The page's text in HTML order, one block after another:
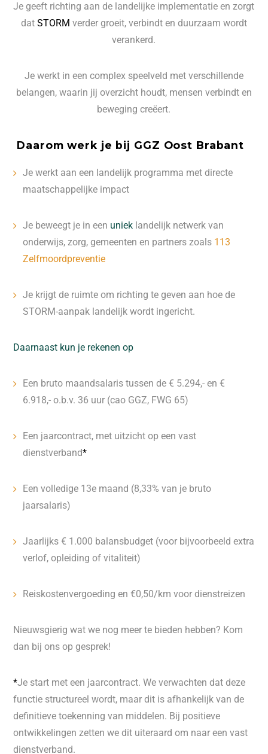
Je geeft richting aan de landelijke implementatie en zorgt
dat STORM verder groeit, verbindt en duurzaam wordt
verankerd.
Je werkt in een complex speelveld met verschillende
belangen, waarin jij overzicht houdt, mensen verbindt en
beweging creëert.
Daarom werk je bij GGZ Oost Brabant
Je werkt aan een landelijk programma met directe
maatschappelijke impact
Je beweegt je in een uniek landelijk netwerk van
onderwijs, zorg, gemeenten en partners zoals 113
Zelfmoordpreventie
Je krijgt de ruimte om richting te geven aan hoe de
STORM-aanpak landelijk wordt ingericht.
Daarnaast kun je rekenen op
Een bruto maandsalaris tussen de € 5.294,- en €
6.918,- o.b.v. 36 uur (cao GGZ, FWG 65)
Een jaarcontract, met uitzicht op een vast
dienstverband*
Een volledige 13e maand (8,33% van je bruto
jaarsalaris)
Jaarlijks € 1.000 balansbudget (voor bijvoorbeeld extra
verlof, opleiding of vitaliteit)
Reiskostenvergoeding en €0,50/km voor dienstreizen
Nieuwsgierig wat we nog meer te bieden hebben? Kom
dan bij ons op gesprek!
*Je start met een jaarcontract. We verwachten dat deze
functie structureel wordt, maar dit is afhankelijk van de
definitieve toekenning van middelen. Bij positieve
ontwikkelingen zetten we dit uiteraard om naar een vast
dienstverband.